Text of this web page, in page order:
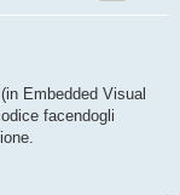
Embedded Visual
facendogli